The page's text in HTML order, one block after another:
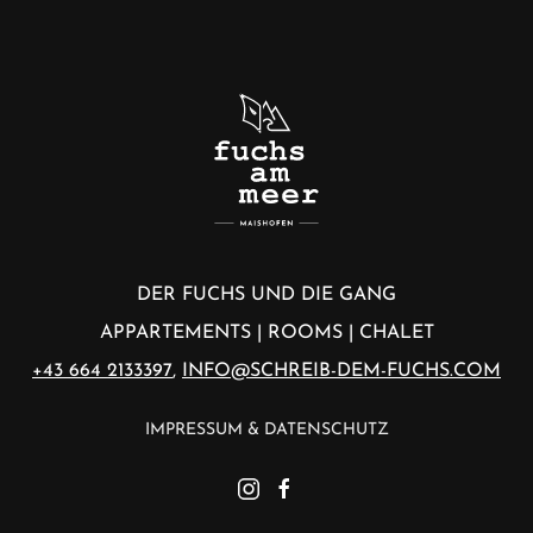
DER FUCHS UND DIE GANG
APPARTEMENTS | ROOMS | CHALET
+43 664 2133397, INFO@SCHREIB-DEM-FUCHS.COM
IMPRESSUM & DATENSCHUTZ